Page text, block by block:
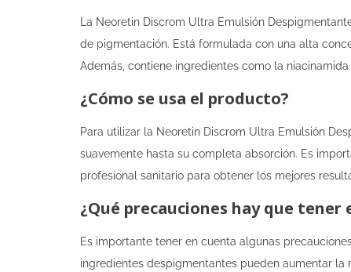
La Neoretin Discrom Ultra Emulsión
de pigmentación. Está formulada con una alta
Además, contiene ingredientes como la
¿Cómo se usa el producto?
Para utilizar la Neoretin Discrom Ultra Emulsión
suavemente hasta su completa absorción. Es
profesional sanitario para obtener los mejores
¿Qué precauciones hay que tener
Es importante tener en cuenta algunas
ingredientes despigmentantes pueden aumentar la